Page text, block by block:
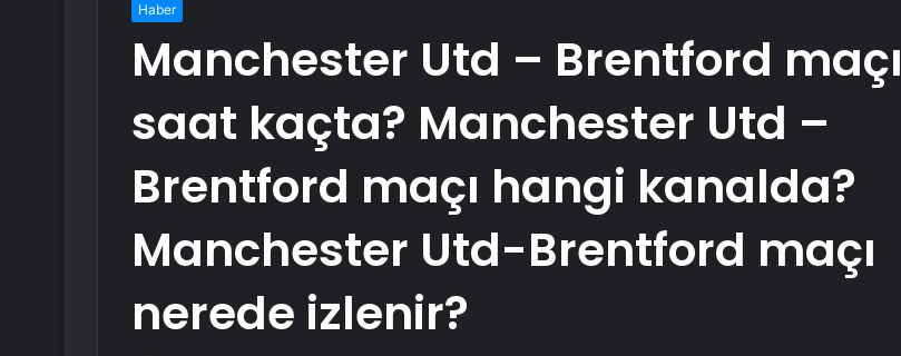
Haber
Manchester Utd – Brentford maçı
saat kaçta? Manchester Utd –
Brentford maçı hangi kanalda?
Manchester Utd-Brentford maçı
nerede izlenir?